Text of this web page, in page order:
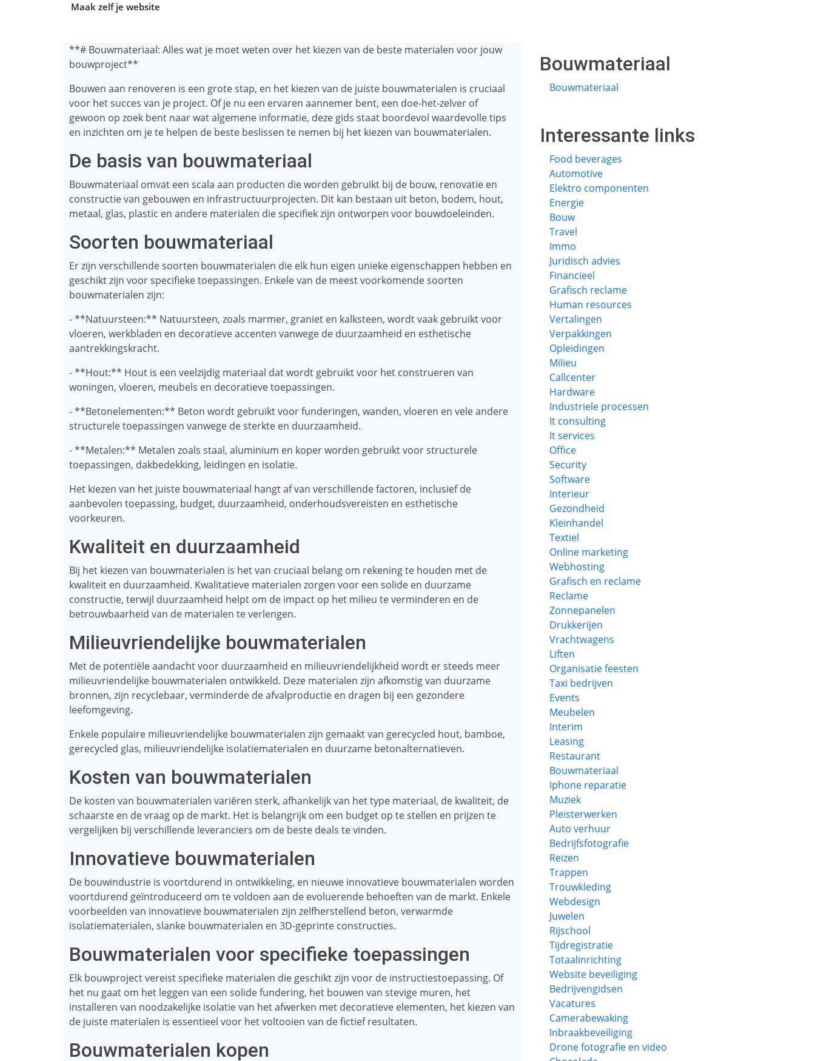
Maak zelf je website
**# Bouwmateriaal: Alles wat je moet weten over het kiezen van de beste materialen voor jouw
bouwproject**
Bouwen aan renoveren is een grote stap, en het kiezen van de juiste bouwmaterialen is cruciaal
voor het succes van je project. Of je nu een ervaren aannemer bent, een doe-het-zelver of
gewoon op zoek bent naar wat algemene informatie, deze gids staat boordevol waardevolle tips
en inzichten om je te helpen de beste beslissen te nemen bij het kiezen van bouwmaterialen.
De basis van bouwmateriaal
Bouwmateriaal omvat een scala aan producten die worden gebruikt bij de bouw, renovatie en
constructie van gebouwen en infrastructuurprojecten. Dit kan bestaan ​​uit beton, bodem, hout,
metaal, glas, plastic en andere materialen die specifiek zijn ontworpen voor bouwdoeleinden.
Soorten bouwmateriaal
Er zijn verschillende soorten bouwmaterialen die elk hun eigen unieke eigenschappen hebben en
geschikt zijn voor specifieke toepassingen. Enkele van de meest voorkomende soorten
bouwmaterialen zijn:
- **Natuursteen:** Natuursteen, zoals marmer, graniet en kalksteen, wordt vaak gebruikt voor
vloeren, werkbladen en decoratieve accenten vanwege de duurzaamheid en esthetische
aantrekkingskracht.
- **Hout:** Hout is een veelzijdig materiaal dat wordt gebruikt voor het construeren van
woningen, vloeren, meubels en decoratieve toepassingen.
- **Betonelementen:** Beton wordt gebruikt voor funderingen, wanden, vloeren en vele andere
structurele toepassingen vanwege de sterkte en duurzaamheid.
- **Metalen:** Metalen zoals staal, aluminium en koper worden gebruikt voor structurele
toepassingen, dakbedekking, leidingen en isolatie.
Het kiezen van het juiste bouwmateriaal hangt af van verschillende factoren, inclusief de
aanbevolen toepassing, budget, duurzaamheid, onderhoudsvereisten en esthetische
voorkeuren.
Kwaliteit en duurzaamheid
Bij het kiezen van bouwmaterialen is het van cruciaal belang om rekening te houden met de
kwaliteit en duurzaamheid. Kwalitatieve materialen zorgen voor een solide en duurzame
constructie, terwijl duurzaamheid helpt om de impact op het milieu te verminderen en de
betrouwbaarheid van de materialen te verlengen.
Milieuvriendelijke bouwmaterialen
Met de potentiële aandacht voor duurzaamheid en milieuvriendelijkheid wordt er steeds meer
milieuvriendelijke bouwmaterialen ontwikkeld. Deze materialen zijn afkomstig van duurzame
bronnen, zijn recyclebaar, verminderde de afvalproductie en dragen bij een gezondere
leefomgeving.
Enkele populaire milieuvriendelijke bouwmaterialen zijn gemaakt van gerecycled hout, bamboe,
gerecycled glas, milieuvriendelijke isolatiematerialen en duurzame betonalternatieven.
Kosten van bouwmaterialen
De kosten van bouwmaterialen variëren sterk, afhankelijk van het type materiaal, de kwaliteit, de
schaarste en de vraag op de markt. Het is belangrijk om een ​​budget op te stellen en prijzen te
vergelijken bij verschillende leveranciers om de beste deals te vinden.
Innovatieve bouwmaterialen
De bouwindustrie is voortdurend in ontwikkeling, en nieuwe innovatieve bouwmaterialen worden
voortdurend geïntroduceerd om te voldoen aan de evoluerende behoeften van de markt. Enkele
voorbeelden van innovatieve bouwmaterialen zijn zelfherstellend beton, verwarmde
isolatiematerialen, slanke bouwmaterialen en 3D-geprinte constructies.
Bouwmaterialen voor specifieke toepassingen
Elk bouwproject vereist specifieke materialen die geschikt zijn voor de instructiestoepassing. Of
het nu gaat om het leggen van een solide fundering, het bouwen van stevige muren, het
installeren van noodzakelijke isolatie van het afwerken met decoratieve elementen, het kiezen van
de juiste materialen is essentieel voor het voltooien van de fictief resultaten.
Bouwmaterialen kopen
Bouwmateriaal
Bouwmateriaal
Interessante links
Food beverages
Automotive
Elektro componenten
Energie
Bouw
Travel
Immo
Juridisch advies
Financieel
Grafisch reclame
Human resources
Vertalingen
Verpakkingen
Opleidingen
Milieu
Callcenter
Hardware
Industriele processen
It consulting
It services
Office
Security
Software
Interieur
Gezondheid
Kleinhandel
Textiel
Online marketing
Webhosting
Grafisch en reclame
Reclame
Zonnepanelen
Drukkerijen
Vrachtwagens
Liften
Organisatie feesten
Taxi bedrijven
Events
Meubelen
Interim
Leasing
Restaurant
Bouwmateriaal
Iphone reparatie
Muziek
Pleisterwerken
Auto verhuur
Bedrijfsfotografie
Reizen
Trappen
Trouwkleding
Webdesign
Juwelen
Rijschool
Tijdregistratie
Totaalinrichting
Website beveiliging
Bedrijvengidsen
Vacatures
Camerabewaking
Inbraakbeveiliging
Drone fotografie en video